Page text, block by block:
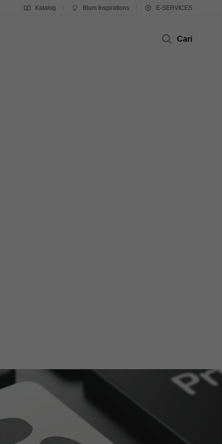
Katalog Blum Inspirations E-SERVICES
Cari